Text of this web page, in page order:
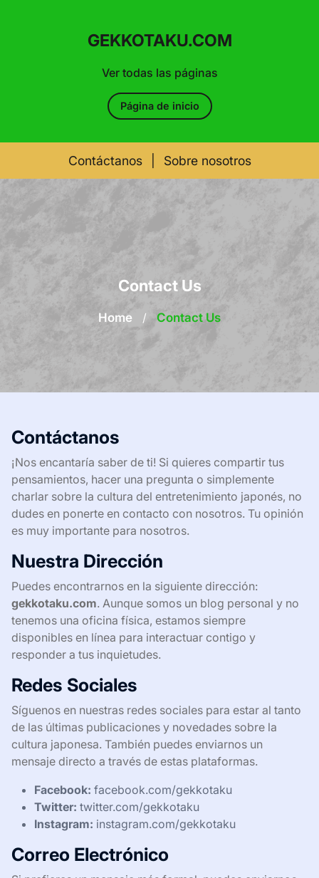
Ver todas las páginas
GEKKOTAKU.COM
Página de inicio
Contáctanos Sobre nosotros
Contact Us
Home / Contact Us
Contáctanos
¡Nos encantaría saber de ti! Si quieres compartir tus
pensamientos, hacer una pregunta o simplemente
charlar sobre la cultura del entretenimiento japonés, no
dudes en ponerte en contacto con nosotros. Tu opinión
es muy importante para nosotros.
Nuestra Dirección
Puedes encontrarnos en la siguiente dirección:
gekkotaku.com. Aunque somos un blog personal y no
tenemos una oficina física, estamos siempre
disponibles en línea para interactuar contigo y
responder a tus inquietudes.
Redes Sociales
Síguenos en nuestras redes sociales para estar al tanto
de las últimas publicaciones y novedades sobre la
cultura japonesa. También puedes enviarnos un
mensaje directo a través de estas plataformas.
Facebook: facebook.com/gekkotaku
Twitter: twitter.com/gekkotaku
Instagram: instagram.com/gekkotaku
Correo Electrónico